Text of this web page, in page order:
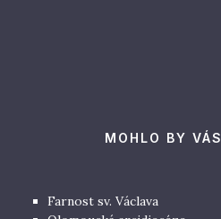
MOHLO BY
Farnost sv. Václava